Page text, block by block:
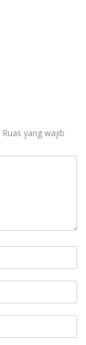
Ruas yang wajib